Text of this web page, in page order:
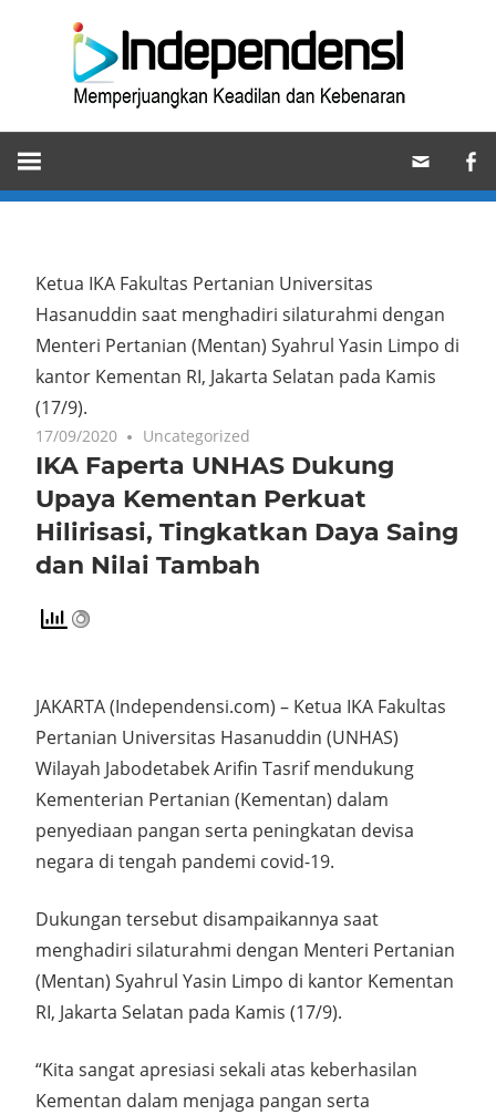
Memperjuangkan
Keadilan
dan
Ketua IKA Fakultas Pertanian Universitas
Hasanuddin saat menghadiri silaturahmi dengan
Menteri Pertanian (Mentan) Syahrul Yasin Limpo di
kantor Kementan RI, Jakarta Selatan pada Kamis
(17/9).
17/09/2020 Uncategorized
IKA Faperta UNHAS Dukung
Upaya Kementan Perkuat
Hilirisasi, Tingkatkan Daya Saing
dan Nilai Tambah
29 total views
JAKARTA (Independensi.com) – Ketua IKA Fakultas
Pertanian Universitas Hasanuddin (UNHAS)
Wilayah Jabodetabek Arifin Tasrif mendukung
Kementerian Pertanian (Kementan) dalam
penyediaan pangan serta peningkatan devisa
negara di tengah pandemi covid-19.
Dukungan tersebut disampaikannya saat
menghadiri silaturahmi dengan Menteri Pertanian
(Mentan) Syahrul Yasin Limpo di kantor Kementan
RI, Jakarta Selatan pada Kamis (17/9).
“Kita sangat apresiasi sekali atas keberhasilan
Kementan dalam menjaga pangan serta